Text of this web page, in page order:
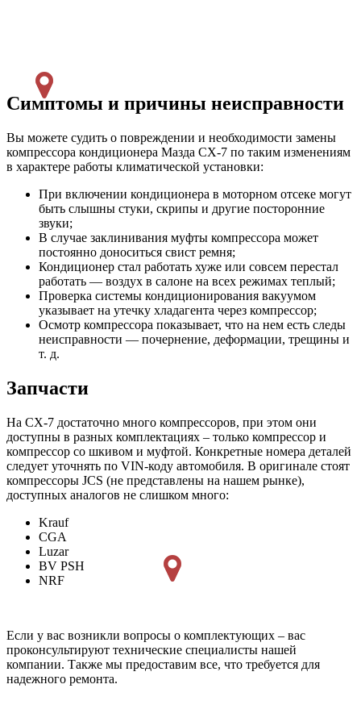
Симптомы и причины неисправности
Вы можете судить о повреждении и необходимости замены
компрессора кондиционера Мазда СХ-7 по таким изменениям
в характере работы климатической установки:
При включении кондиционера в моторном отсеке могут
быть слышны стуки, скрипы и другие посторонние
звуки;
В случае заклинивания муфты компрессора может
постоянно доноситься свист ремня;
Кондиционер стал работать хуже или совсем перестал
работать — воздух в салоне на всех режимах теплый;
Проверка системы кондиционирования вакуумом
указывает на утечку хладагента через компрессор;
Осмотр компрессора показывает, что на нем есть следы
неисправности — почернение, деформации, трещины и
т. д.
Запчасти
На СХ-7 достаточно много компрессоров, при этом они
доступны в разных комплектациях – только компрессор и
компрессор со шкивом и муфтой. Конкретные номера деталей
следует уточнять по VIN-коду автомобиля. В оригинале стоят
компрессоры JCS (не представлены на нашем рынке),
доступных аналогов не слишком много:
Krauf
CGA
Luzar
BV PSH
NRF
Если у вас возникли вопросы о комплектующих – вас
проконсультируют технические специалисты нашей
компании. Также мы предоставим все, что требуется для
надежного ремонта.